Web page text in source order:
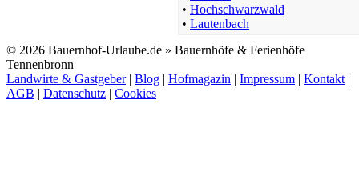
Bauernhof
Preis auf Anfrage
• Hochschwarzwald
• Lautenbach
© 2026 Bauernhof-Urlaube.de » Bauernhöfe & Ferienhöfe
Tennenbronn
Landwirte & Gastgeber| Blog | Hofmagazin | Impressum | Kontakt |
AGB | Datenschutz | Cookies